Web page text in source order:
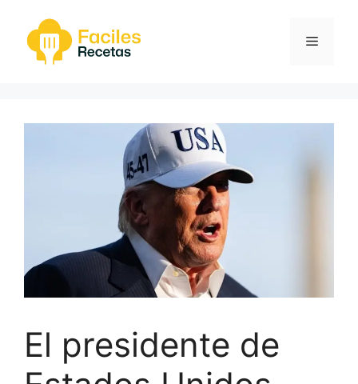
contenido
Menú
El presidente de